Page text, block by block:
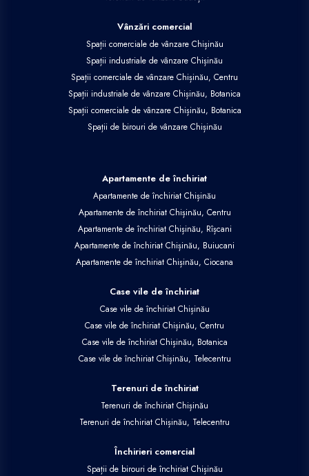
Vânzări comercial
Spații comerciale de vânzare Chișinău
Spații industriale de vânzare Chișinău
Spații comerciale de vânzare Chișinău, Centru
Spații industriale de vânzare Chișinău, Botanica
Spații comerciale de vânzare Chișinău, Botanica
Spații de birouri de vânzare Chișinău
Apartamente de închiriat
Apartamente de închiriat Chișinău
Apartamente de închiriat Chișinău, Centru
Apartamente de închiriat Chișinău, Rîșcani
Apartamente de închiriat Chișinău, Buiucani
Apartamente de închiriat Chișinău, Ciocana
Case vile de închiriat
Case vile de închiriat Chișinău
Case vile de închiriat Chișinău, Centru
Case vile de închiriat Chișinău, Botanica
Case vile de închiriat Chișinău, Telecentru
Terenuri de închiriat
Terenuri de închiriat Chișinău
Terenuri de închiriat Chișinău, Telecentru
Închirieri comercial
Spații de birouri de închiriat Chișinău